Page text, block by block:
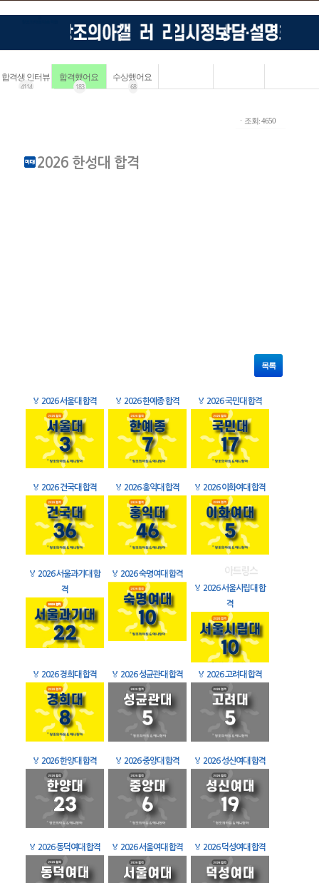
합격생 인터뷰
4114
합격했어요
183
수상했어요
68
ㆍ조회: 4650
2026 한성대 합격
목록
🏅 2026 서울대 합격 🏅 2026 한예종 합격 🏅 2026 국민대 합격
🏅 2026 건국대 합격 🏅 2026 홍익대 합격 🏅 2026 이화여대 합격
🏅 2026 서울과기대 합
격
🏅 2026 숙명여대 합격
🏅 2026 서울시립대 합
격
🏅 2026 경희대 합격 🏅 2026 성균관대 합격 🏅 2026 고려대 합격
🏅 2026 한양대 합격 🏅 2026 중앙대 합격 🏅 2026 성신여대 합격
🏅 2026 동덕여대 합격 🏅 2026 서울여대 합격 🏅 2026 덕성여대 합격